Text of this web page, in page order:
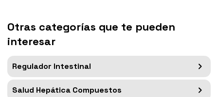
Otras categorías que te pueden
interesar
Regulador Intestinal
Salud Hepática Compuestos